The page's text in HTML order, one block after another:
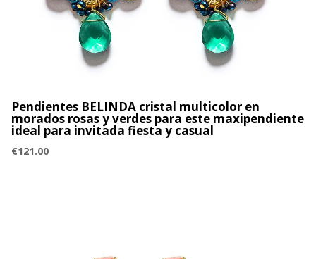
Pendientes BELINDA cristal multicolor en
morados rosas y verdes para este maxipendiente
ideal para invitada fiesta y casual
€121.00